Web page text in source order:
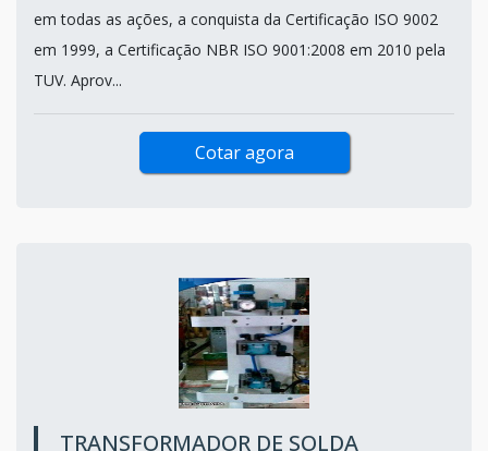
em todas as ações, a conquista da Certificação ISO 9002
em 1999, a Certificação NBR ISO 9001:2008 em 2010 pela
TUV. Aprov...
Cotar agora
TRANSFORMADOR DE SOLDA